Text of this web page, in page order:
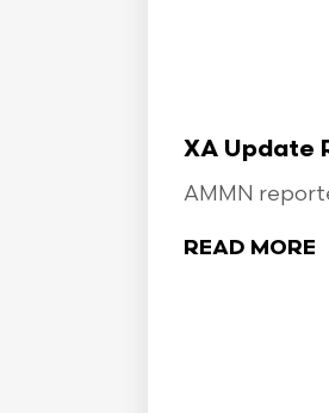
XA Update
AMMN
READ MORE